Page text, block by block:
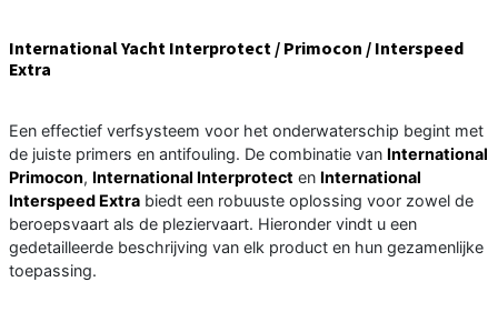
International Yacht Interprotect / Primocon / Interspeed
Extra
Een effectief verfsysteem voor het onderwaterschip begint met
de juiste primers en antifouling. De combinatie van International
Primocon, International Interprotect en International
Interspeed Extra biedt een robuuste oplossing voor zowel de
beroepsvaart als de pleziervaart. Hieronder vindt u een
gedetailleerde beschrijving van elk product en hun gezamenlijke
toepassing.